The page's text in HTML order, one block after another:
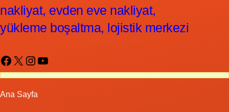
nakliyat, evden eve nakliyat,
yükleme boşaltma, lojistik merkezi
Facebook X Instagram YouTube
Ana Sayfa